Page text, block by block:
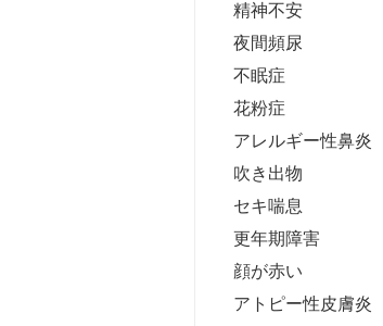
精神不安
夜間頻尿
不眠症
花粉症
アレルギー性鼻炎
吹き出物
セキ喘息
更年期障害
顔が赤い
アトピー性皮膚炎